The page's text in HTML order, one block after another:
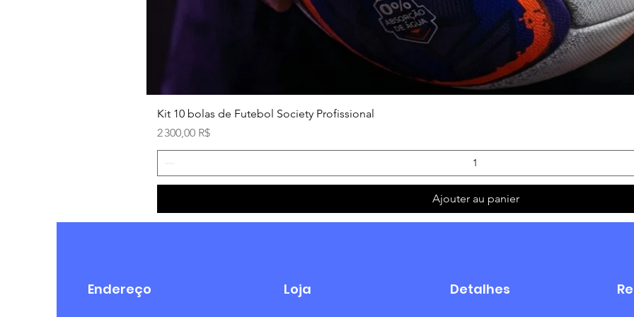
Kit 10 bolas de Futebol Society Profissional
Prix
2 300,00 R$
Ajouter au panier
Endereço Loja Detalhes